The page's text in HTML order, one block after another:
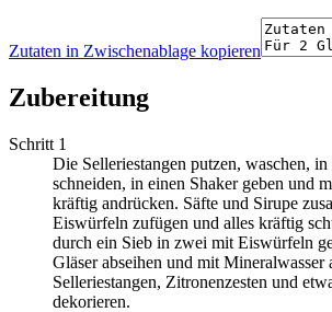
Zutaten in Zwischenablage kopieren
Zubereitung
Schritt 1
Die Selleriestangen putzen, waschen,
schneiden, in einen Shaker geben und
kräftig andrücken. Säfte und Sirupe
Eiswürfeln zufügen und alles kräftig
durch ein Sieb in zwei mit Eiswürfeln
Gläser abseihen und mit
Selleriestangen, Zitronenzesten und
dekorieren.